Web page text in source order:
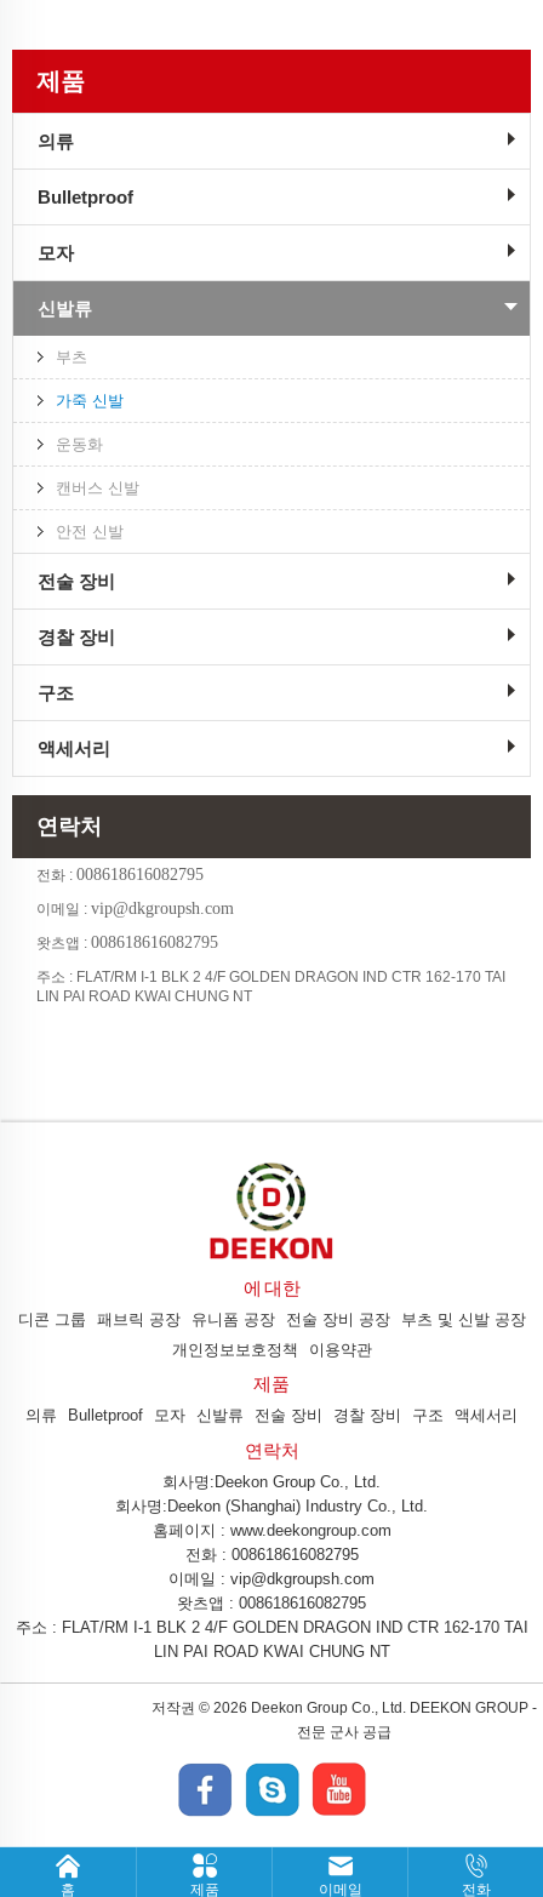
제품
의류
Bulletproof
모자
신발류
부츠
가죽 신발
운동화
캔버스 신발
안전 신발
전술 장비
경찰 장비
구조
액세서리
연락처
전화 : 008618616082795
이메일 : vip@dkgroupsh.com
왓츠앱 : 008618616082795
주소 : FLAT/RM I-1 BLK 2 4/F GOLDEN DRAGON IND CTR 162-170 TAI
LIN PAI ROAD KWAI CHUNG NT
에 대한
디콘 그룹 패브릭 공장 유니폼 공장 전술 장비 공장
부츠 및 신발 공장
개인정보보호정책
이용약관
제품
의류 Bulletproof 모자 신발류 전술 장비 경찰 장비 구조 액세서리
연락처
회사명:Deekon Group Co., Ltd.
회사명:Deekon (Shanghai) Industry Co., Ltd.
홈페이지 : www.deekongroup.com
전화 : 008618616082795
이메일 : vip@dkgroupsh.com
왓츠앱 : 008618616082795
주소 : FLAT/RM I-1 BLK 2 4/F GOLDEN DRAGON IND CTR 162-170 TAI
LIN PAI ROAD KWAI CHUNG NT
저작권 © 2026 Deekon Group Co., Ltd. DEEKON GROUP -
전문 군사 공급
홈 제품 이메일 전화